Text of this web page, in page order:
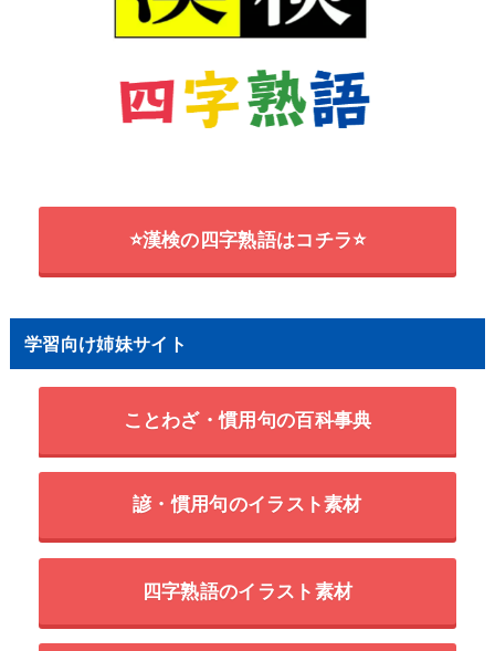
⭐漢検の四字熟語はコチラ⭐
学習向け姉妹サイト
ことわざ・慣用句の百科事典
諺・慣用句のイラスト素材
四字熟語のイラスト素材